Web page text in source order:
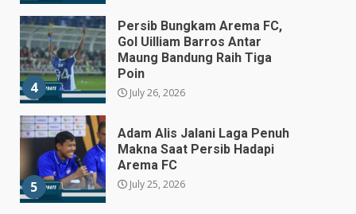
4
Persib Bungkam Arema FC,
Gol Uilliam Barros Antar
Maung Bandung Raih Tiga
Poin
July 26, 2026
5
Adam Alis Jalani Laga Penuh
Makna Saat Persib Hadapi
Arema FC
July 25, 2026